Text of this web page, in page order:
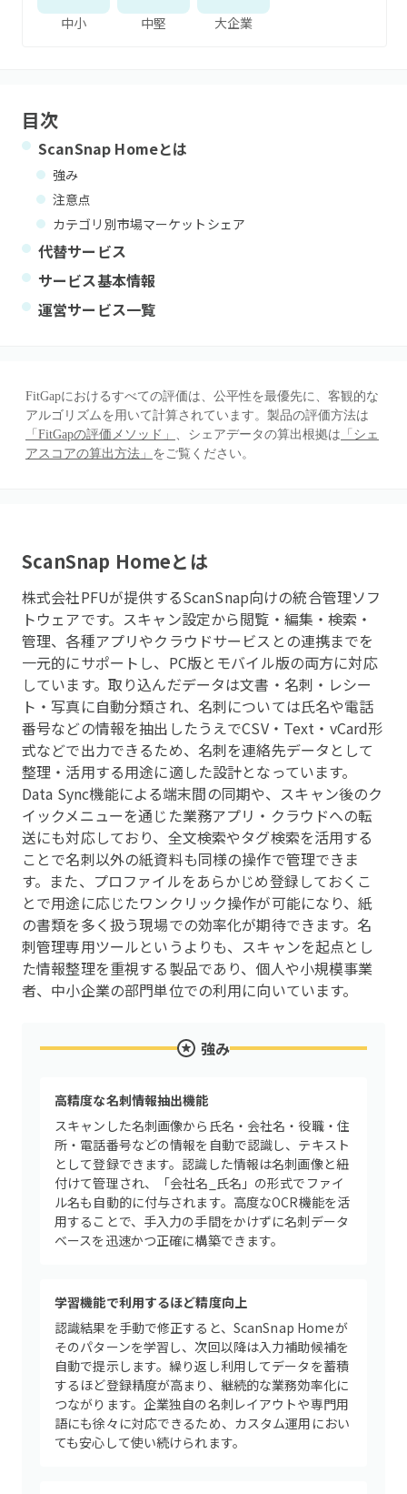
中小 中堅 大企業
目次
ScanSnap Homeとは
強み
注意点
カテゴリ別市場マーケットシェア
代替サービス
サービス基本情報
運営サービス一覧
FitGapにおけるすべての評価は、公平性を最優先に、客観的な
アルゴリズムを用いて計算されています。製品の評価方法は
「FitGapの評価メソッド」 、シェアデータの算出根拠は 「シェ
アスコアの算出方法」 をご覧ください。
ScanSnap Homeとは
株式会社PFUが提供するScanSnap向けの統合管理ソフ
トウェアです。スキャン設定から閲覧・編集・検索・
管理、各種アプリやクラウドサービスとの連携までを
一元的にサポートし、PC版とモバイル版の両方に対応
しています。取り込んだデータは文書・名刺・レシー
ト・写真に自動分類され、名刺については氏名や電話
番号などの情報を抽出したうえでCSV・Text・vCard形
式などで出力できるため、名刺を連絡先データとして
整理・活用する用途に適した設計となっています。
Data Sync機能による端末間の同期や、スキャン後のク
イックメニューを通じた業務アプリ・クラウドへの転
送にも対応しており、全文検索やタグ検索を活用する
ことで名刺以外の紙資料も同様の操作で管理できま
す。また、プロファイルをあらかじめ登録しておくこ
とで用途に応じたワンクリック操作が可能になり、紙
の書類を多く扱う現場での効率化が期待できます。名
刺管理専用ツールというよりも、スキャンを起点とし
た情報整理を重視する製品であり、個人や小規模事業
者、中小企業の部門単位での利用に向いています。
強み
高精度な名刺情報抽出機能
スキャンした名刺画像から氏名・会社名・役職・住
所・電話番号などの情報を自動で認識し、テキスト
として登録できます。認識した情報は名刺画像と紐
付けて管理され、「会社名_氏名」の形式でファイ
ル名も自動的に付与されます。高度なOCR機能を活
用することで、手入力の手間をかけずに名刺データ
ベースを迅速かつ正確に構築できます。
学習機能で利用するほど精度向上
認識結果を手動で修正すると、ScanSnap Homeが
そのパターンを学習し、次回以降は入力補助候補を
自動で提示します。繰り返し利用してデータを蓄積
するほど登録精度が高まり、継続的な業務効率化に
つながります。企業独自の名刺レイアウトや専門用
語にも徐々に対応できるため、カスタム運用におい
ても安心して使い続けられます。